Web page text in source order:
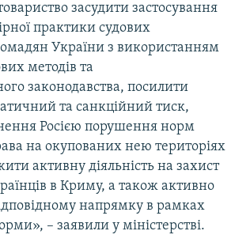
засудити застосування
практики судових
України з використанням
методів та
законодавства, посилити
та санкційний тиск,
Росією порушення норм
на окупованих нею територіях
активну діяльність на захист
в Криму, а також активно
напрямку в рамках
– заявили у міністерстві.